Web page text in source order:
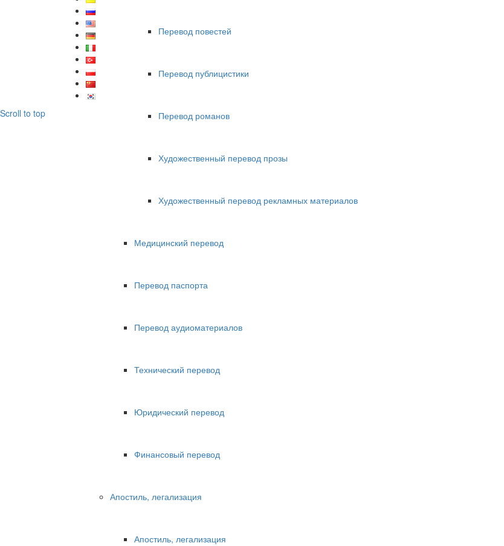
Перевод повестей
Перевод публицистики
Перевод романов
Художественный перевод прозы
Художественный перевод рекламных материалов
Медицинский перевод
Перевод паспорта
Перевод аудиоматериалов
Технический перевод
Юридический перевод
Финансовый перевод
Апостиль, легализация
Апостиль, легализация
Scroll to top